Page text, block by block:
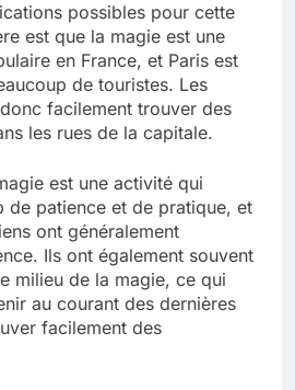
possibles pour cette
est que la magie est une
en France, et Paris est
de touristes. Les
facilement trouver des
les rues de la capitale.
est une activité qui
de patience et de pratique, et
ont généralement
Ils ont également souvent
milieu de la magie, ce qui
au courant des dernières
facilement des